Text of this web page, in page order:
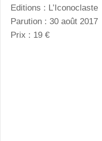
Editions : L’Iconoclaste
Parution : 30 août 2017
Prix : 19 €